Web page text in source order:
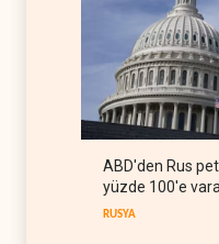
ABD'den Rus
yüzde 100'e
RUSYA